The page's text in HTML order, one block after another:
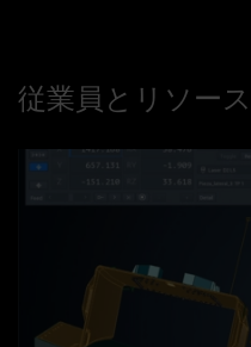
従業員とリソー